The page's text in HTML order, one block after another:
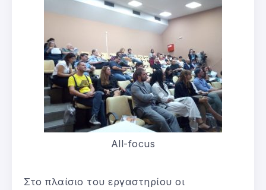
All-focus
Στο πλαίσιο του εργαστηρίου οι